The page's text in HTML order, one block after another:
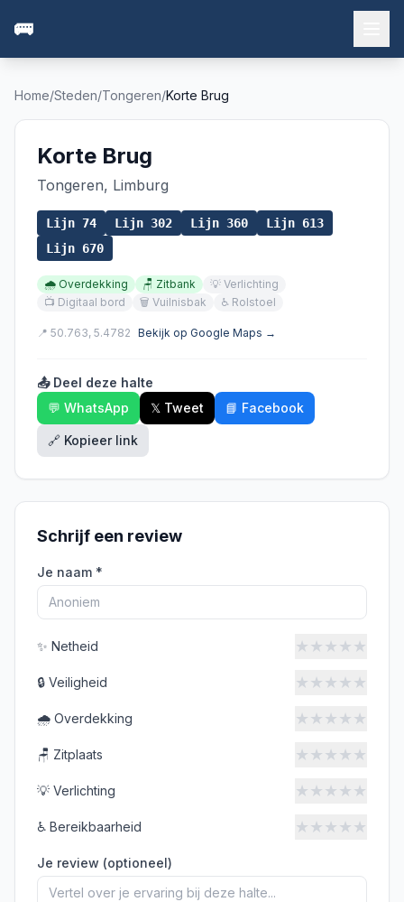
🚌
Home/Steden/Tongeren/Korte Brug
Korte Brug
Tongeren, Limburg
Lijn 74 Lijn 302 Lijn 360 Lijn 613
Lijn 670
🌧️ Overdekking 🪑 Zitbank 💡 Verlichting
📺 Digitaal bord 🗑️ Vuilnisbak ♿ Rolstoel
📍 50.763, 5.4782 Bekijk op Google Maps →
📤 Deel deze halte
💬 WhatsApp
𝕏 Tweet 📘 Facebook
🔗 Kopieer link
Schrijf een review
Je naam *
✨ Netheid ★★★★★
🔒 Veiligheid ★★★★★
🌧️ Overdekking ★★★★★
🪑 Zitplaats ★★★★★
💡 Verlichting ★★★★★
♿ Bereikbaarheid ★★★★★
Je review (optioneel)